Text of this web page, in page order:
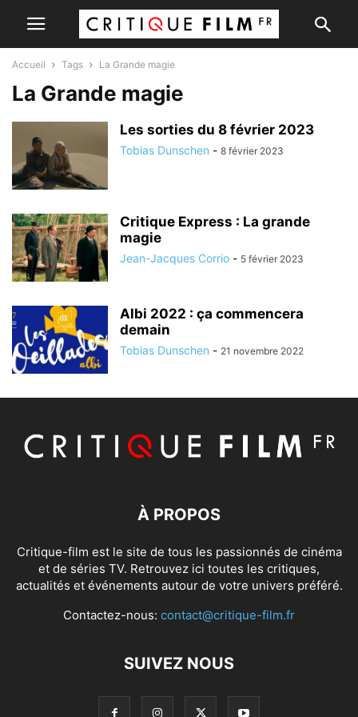
Accueil Tags La Grande magie
La Grande magie
Les sorties du 8 février 2023
Tobias Dunschen - 8 février 2023
Critique Express : La grande
magie
Jean-Jacques Corrio - 5 février 2023
Albi 2022 : ça commencera
demain
Tobias Dunschen - 21 novembre 2022
À PROPOS
Critique-film est le site de tous les passionnés de cinéma
et de séries TV. Retrouvez ici toutes les critiques,
actualités et événements autour de votre univers préféré.
Contactez-nous: contact@critique-film.fr
SUIVEZ NOUS